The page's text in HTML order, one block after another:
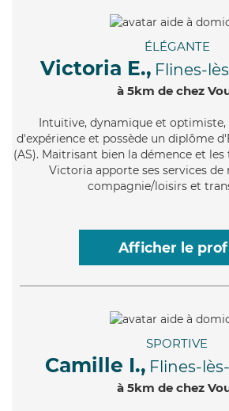
ÉLÉGANTE
Victoria E., Flines-
à 5km de chez
Intuitive, dynamique et optimiste,
d'expérience et possède un diplôme
(AS). Maitrisant bien la démence et
Victoria apporte ses services de
compagnie/loisirs et
Afficher le
SPORTIVE
Camille I., Flines-
à 5km de chez